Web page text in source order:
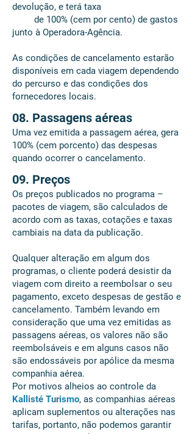
devolução, e terá taxa
de 100% (cem por cento) de gastos
junto à Operadora-Agência.
As condições de cancelamento estarão
disponíveis em cada viagem dependendo
do percurso e das condições dos
fornecedores locais.
08. Passagens aéreas
Uma vez emitida a passagem aérea, gera
100% (cem porcento) das despesas
quando ocorrer o cancelamento.
09. Preços
Os preços publicados no programa –
pacotes de viagem, são calculados de
acordo com as taxas, cotações e taxas
cambiais na data da publicação.
Qualquer alteração em algum dos
programas, o cliente poderá desistir da
viagem com direito a reembolsar o seu
pagamento, exceto despesas de gestão e
cancelamento. Também levando em
consideração que uma vez emitidas as
passagens aéreas, os valores não são
reembolsáveis e em alguns casos não
são endossáveis por apólice da mesma
companhia aérea.
Por motivos alheios ao controle da
Kallisté Turismo, as companhias aéreas
aplicam suplementos ou alterações nas
tarifas, portanto, não podemos garantir